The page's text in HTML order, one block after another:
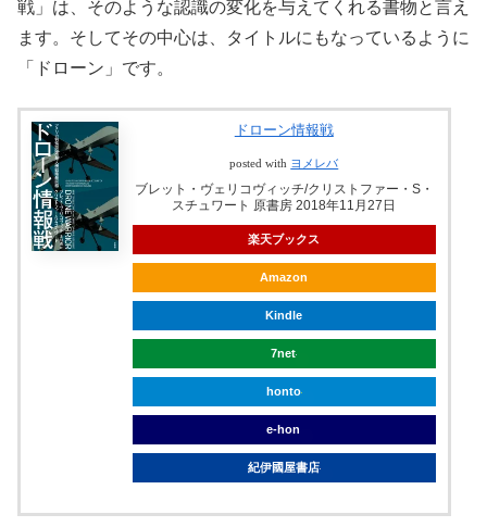
戦」は、そのような認識の変化を与えてくれる書物と言え
ます。そしてその中心は、タイトルにもなっているように
「ドローン」です。
ドローン情報戦
posted with ヨメレバ
ブレット・ヴェリコヴィッチ/クリストファー・S・
スチュワート 原書房 2018年11月27日
楽天ブックス
Amazon
Kindle
7net
honto
e-hon
紀伊國屋書店